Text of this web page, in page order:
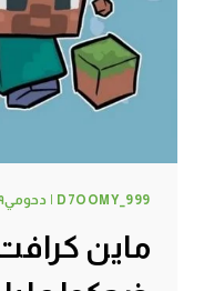
D7OOMY_999 | دحومي٩٩٩
ماين